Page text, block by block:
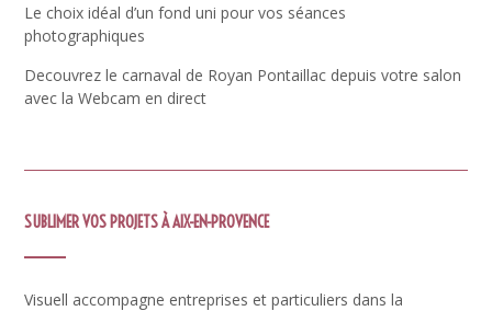
Le choix idéal d’un fond uni pour vos séances
photographiques
Decouvrez le carnaval de Royan Pontaillac depuis votre salon
avec la Webcam en direct
SUBLIMER VOS PROJETS À AIX-EN-PROVENCE
Visuell accompagne entreprises et particuliers dans la